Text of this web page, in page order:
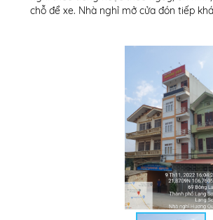
chỗ để xe. Nhà nghỉ mở cửa đón tiếp